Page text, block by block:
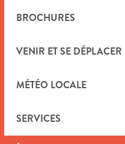
BROCHURES
VENIR ET SE DÉPLACER
MÉTÉO LOCALE
SERVICES
MANQUER AU
Impulsion
2026, il vous invite
riche et surprenant.
contemporaines
en lumière des talents